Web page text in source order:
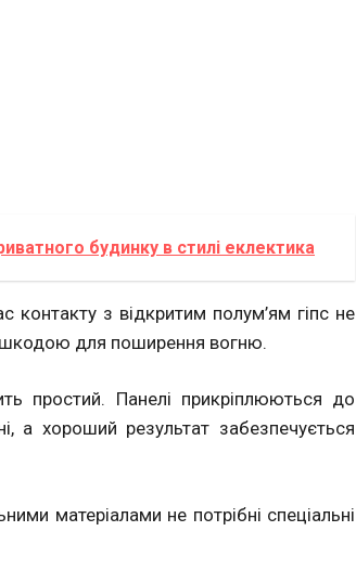
будинку в стилі еклектика
контакту з відкритим полум’ям гіпс не
для поширення вогню.
простий. Панелі прикріплюються до
а хороший результат забезпечується
матеріалами не потрібні спеціальні